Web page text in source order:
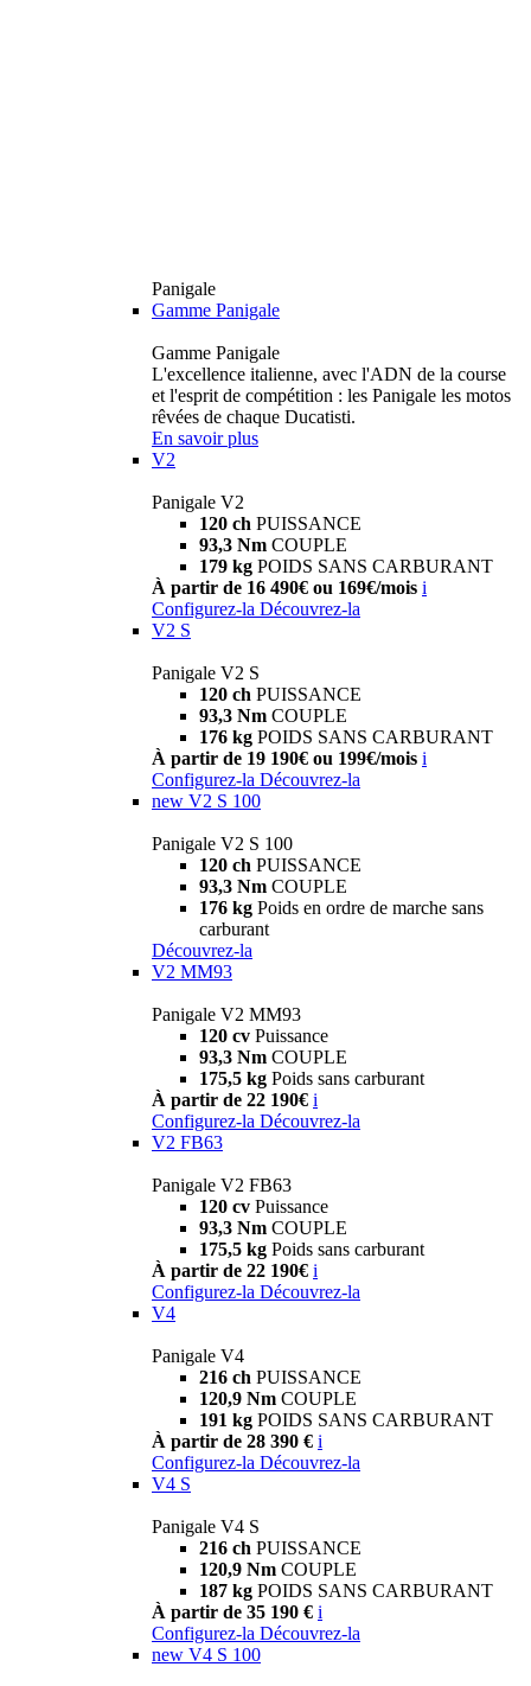
Panigale
Gamme Panigale
Gamme Panigale
L'excellence italienne, avec l'ADN de la course
et l'esprit de compétition : les Panigale les motos
rêvées de chaque Ducatisti.
En savoir plus
V2
Panigale V2
120 ch PUISSANCE
93,3 Nm COUPLE
179 kg POIDS SANS CARBURANT
À partir de 16 490€ ou 169€/mois i
Configurez-la Découvrez-la
V2 S
Panigale V2 S
120 ch PUISSANCE
93,3 Nm COUPLE
176 kg POIDS SANS CARBURANT
À partir de 19 190€ ou 199€/mois i
Configurez-la Découvrez-la
new V2 S 100
Panigale V2 S 100
120 ch PUISSANCE
93,3 Nm COUPLE
176 kg Poids en ordre de marche sans
carburant
Découvrez-la
V2 MM93
Panigale V2 MM93
120 cv Puissance
93,3 Nm COUPLE
175,5 kg Poids sans carburant
À partir de 22 190€ i
Configurez-la Découvrez-la
V2 FB63
Panigale V2 FB63
120 cv Puissance
93,3 Nm COUPLE
175,5 kg Poids sans carburant
À partir de 22 190€ i
Configurez-la Découvrez-la
V4
Panigale V4
216 ch PUISSANCE
120,9 Nm COUPLE
191 kg POIDS SANS CARBURANT
À partir de 28 390 € i
Configurez-la Découvrez-la
V4 S
Panigale V4 S
216 ch PUISSANCE
120,9 Nm COUPLE
187 kg POIDS SANS CARBURANT
À partir de 35 190 € i
Configurez-la Découvrez-la
new V4 S 100